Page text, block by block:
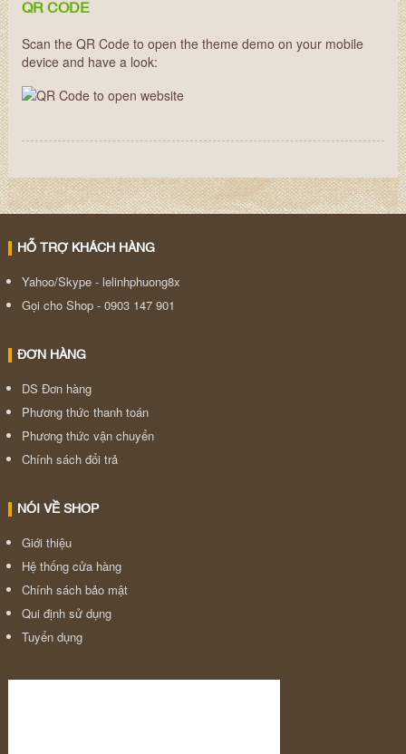
QR CODE
Scan the QR Code to open the theme demo on your mobile
device and have a look:
HỖ TRỢ KHÁCH HÀNG
Yahoo/Skype - lelinhphuong8x
Gọi cho Shop - 0903 147 901
ĐƠN HÀNG
DS Đơn hàng
Phương thức thanh toán
Phương thức vận chuyển
Chính sách đổi trả
NÓI VỀ SHOP
Giới thiệu
Hệ thống cửa hàng
Chính sách bảo mật
Qui định sử dụng
Tuyển dụng